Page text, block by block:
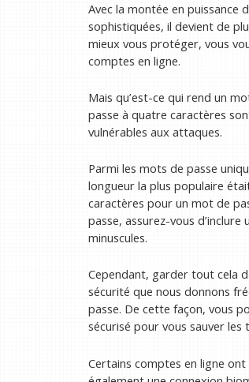
Avec la montée en puissance
sophistiquées, il devient de
mieux vous protéger, vous
comptes en ligne.
Mais qu’est-ce qui rend un
passe à quatre caractères
vulnérables aux attaques.
Parmi les mots de passe
longueur la plus populaire
caractères pour un mot de
passe, assurez-vous
minuscules.
Cependant, garder tout cela
sécurité que nous donnons
passe. De cette façon, vous
sécurisé pour vous sauver les
Certains comptes en ligne